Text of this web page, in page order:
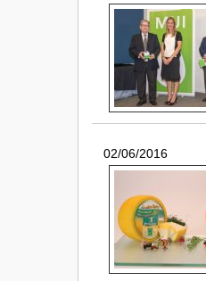
02/06/2016